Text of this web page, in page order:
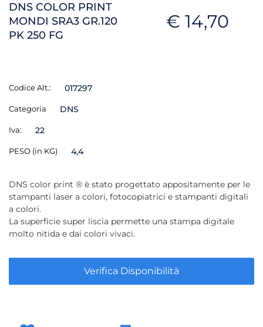
DNS COLOR PRINT
MONDI SRA3 GR.120
PK 250 FG
€ 14,70
Codice Alt.: 017297
Categoria DNS
Iva: 22
PESO (in KG) 4,4
DNS color print ® è stato progettato appositamente per le
stampanti laser a colori, fotocopiatrici e stampanti digitali
a colori.
La superficie super liscia permette una stampa digitale
molto nitida e dai colori vivaci.
Verifica Disponibilità